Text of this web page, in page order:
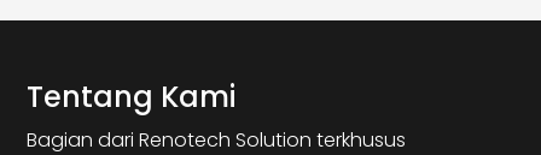
Tentang Kami
Bagian dari Renotech Solution terkhusus